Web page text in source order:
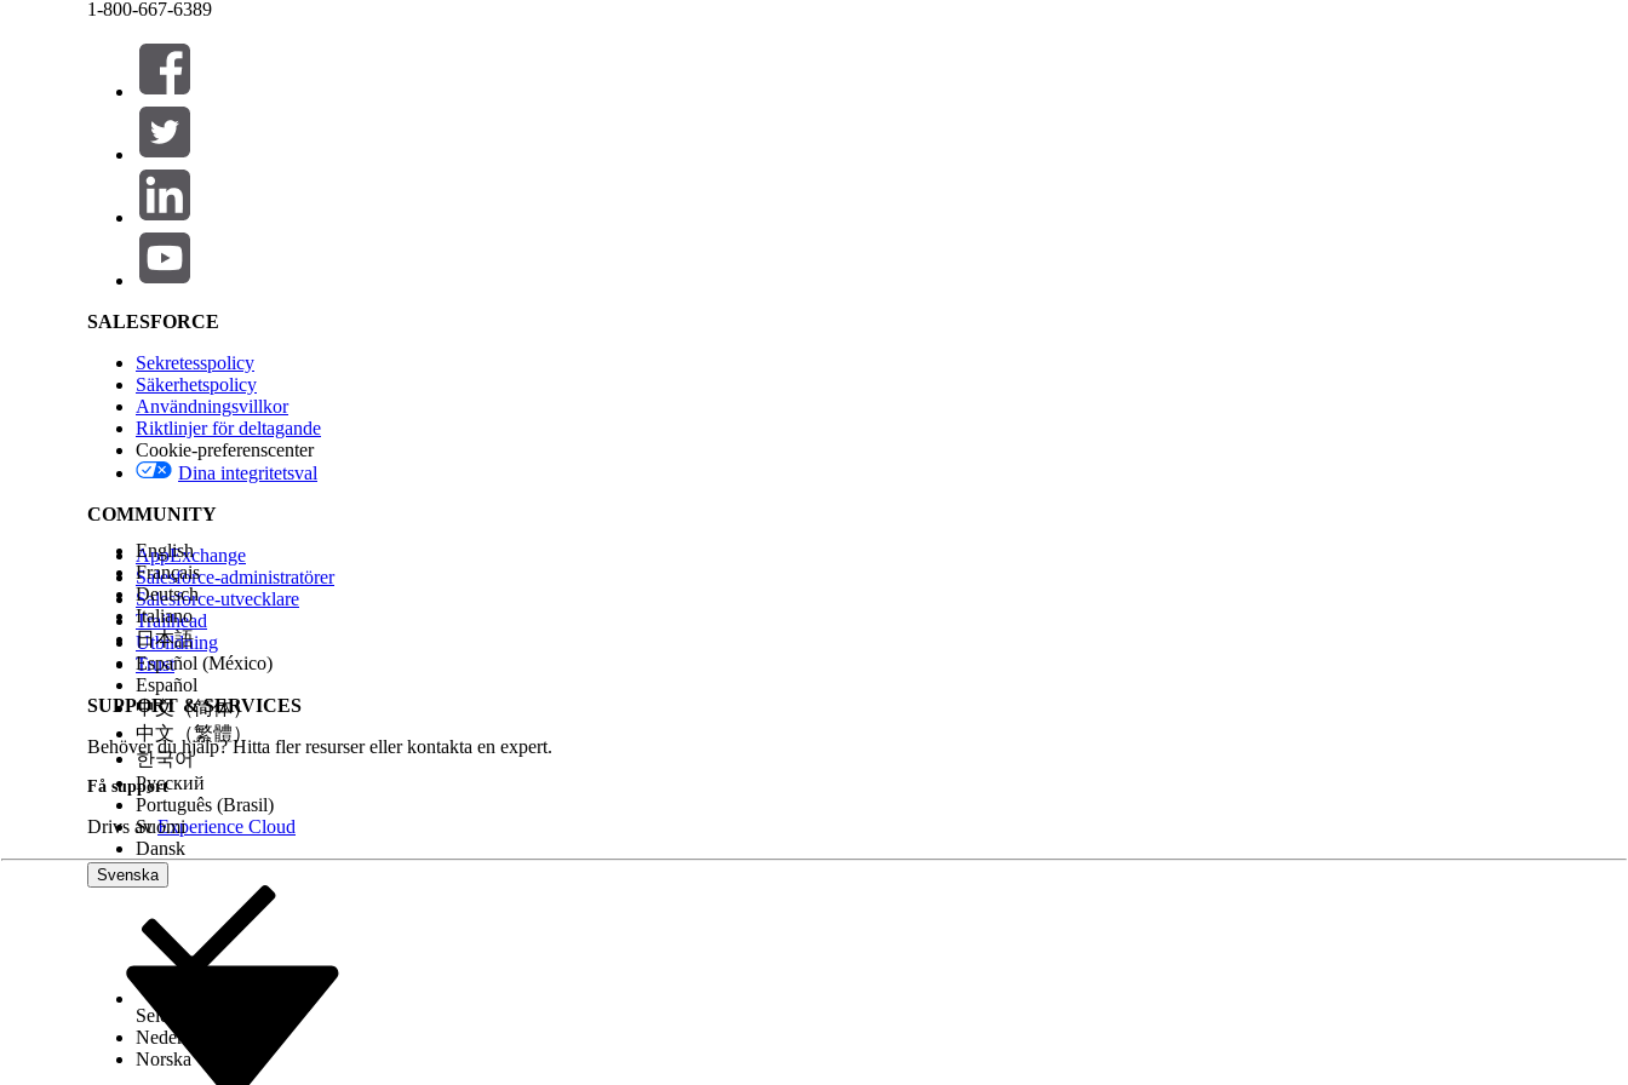
LÖSTE DENNA ARTIKEL DITT PROBLEM?
Berätta för oss vad vi kan förbättra!
1-800-667-6389
SALESFORCE
Sekretesspolicy
Säkerhetspolicy
Användningsvillkor
Riktlinjer för deltagande
Cookie-preferenscenter
Dina integritetsval
COMMUNITY
AppExchange
Salesforce-administratörer
Salesforce-utvecklare
Trailhead
Utbildning
Trust
SUPPORT & SERVICES
Behöver du hjälp? Hitta fler resurser eller kontakta en expert.
Få support
Drivs avExperience Cloud
Svenska
English
Français
Deutsch
Italiano
日本語
Español (México)
Español
中文（简体）
中文（繁體）
한국어
Русский
Português (Brasil)
Suomi
Dansk
Select Org
Nederlands
Norska
Salesforce Help | Article